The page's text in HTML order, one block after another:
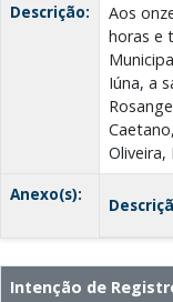
Descrição:
Aos
horas e
Iúna, a
Oliveira,
Anexo(s):
Intenção de